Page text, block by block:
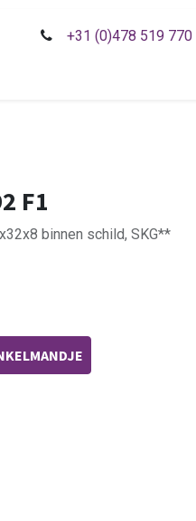
+31 (0)478 519 770
F1
binnen schild, SKG**